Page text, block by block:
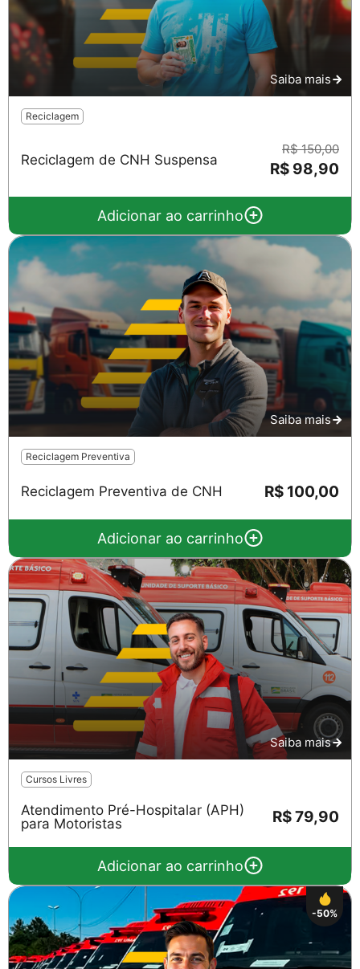
Saiba mais
Reciclagem
Reciclagem de CNH Suspensa
R$ 150,00
R$ 98,90
Adicionar ao carrinho
Saiba mais
Reciclagem Preventiva
Reciclagem Preventiva de CNH R$ 100,00
Adicionar ao carrinho
Saiba mais
Cursos Livres
Atendimento Pré-Hospitalar (APH)
para Motoristas
R$ 79,90
Adicionar ao carrinho
-50%